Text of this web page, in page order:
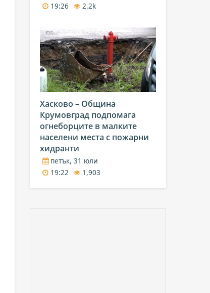
19:26
2.2k
Хасково – Община
Крумовград подпомага
огнеборците в малките
населени места с пожарни
хидранти
петък, 31 юли
19:22
1,903